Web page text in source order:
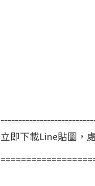
立即下載Line貼圖，